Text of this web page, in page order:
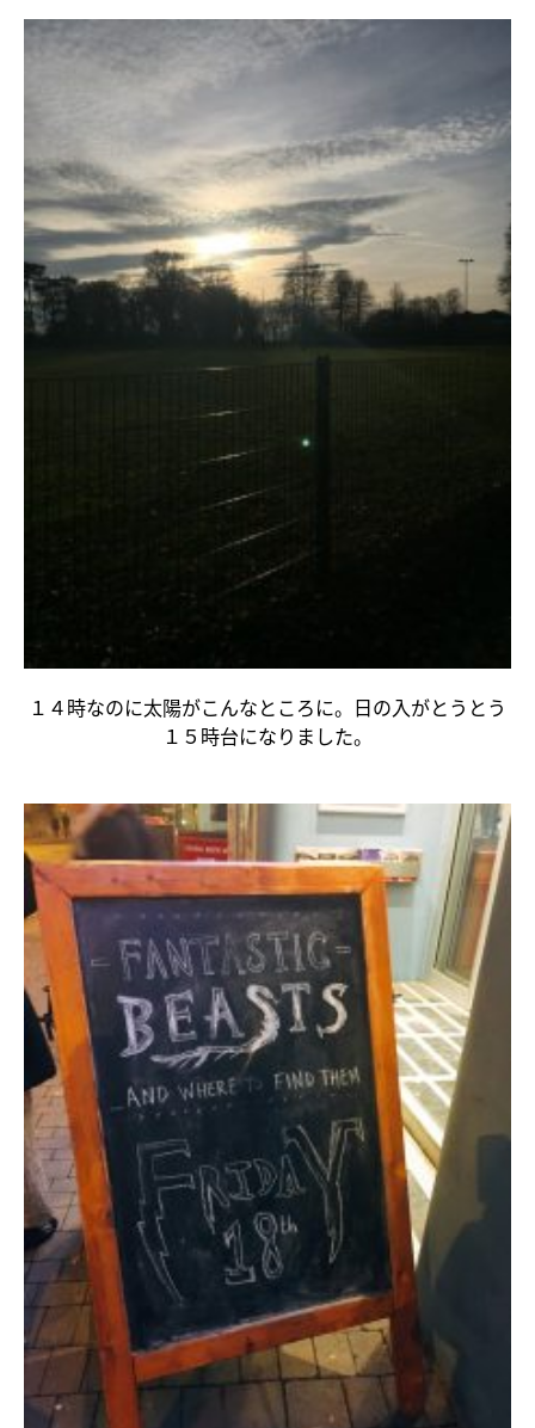
１４時なのに太陽がこんなところに。日の入がとうとう
１５時台になりました。